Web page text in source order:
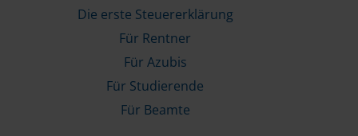
Die erste Steuererklärung
Für Rentner
Für Azubis
Für Studierende
Für Beamte